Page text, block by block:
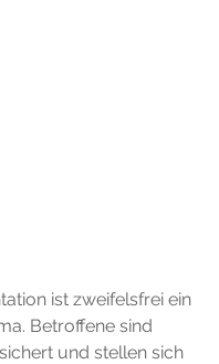
ist zweifelsfrei ein
Betroffene sind
und stellen sich